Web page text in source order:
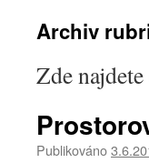
Archiv
Zde
Publikováno